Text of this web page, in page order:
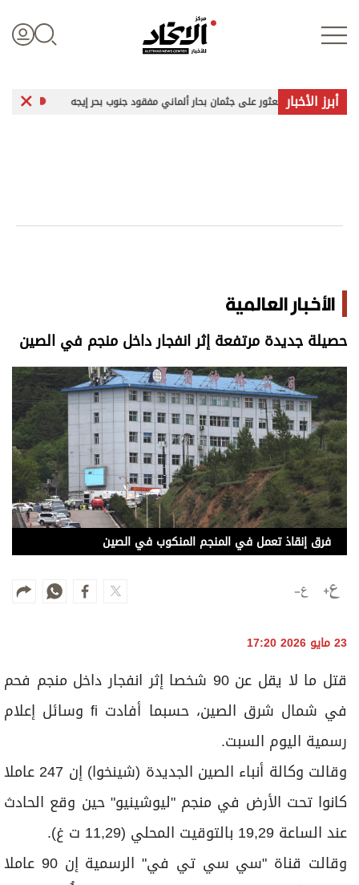
علوم الدار
اقتصاد
الترفيه
التعليم والمعرفة
الذكاء الاصطناعي
تغطيات
فيديو
بودكاست
قصة صورة
كاريكتير
برامج
عدد اليوم
مواقيت الصلاة
الأحوال الجوية
أبرز الأخبار
العثور على جثمان بحار ألماني مفقود جنوب بحر إيجه زيلينسكي في
الأخبار العالمية
حصيلة جديدة مرتفعة إثر انفجار داخل منجم في الصين
فرق إنقاذ تعمل في المنجم المنكوب في الصين
23 مايو 2026 17:20
قتل ما لا يقل عن 90 شخصا إثر انفجار داخل منجم فحم
في شمال شرق الصين، حسبما أفادت fi وسائل إعلام
رسمية اليوم السبت.
وقالت وكالة أنباء الصين الجديدة (شينخوا) إن 247 عاملا
كانوا تحت الأرض في منجم "ليوشينيو" حين وقع الحادث
عند الساعة 19,29 بالتوقيت المحلي (11,29 ت غ).
وقالت قناة "سي سي تي في" الرسمية إن 90 عاملا